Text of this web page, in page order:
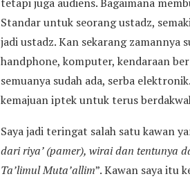
Standar untuk seorang ustadz,
jadi ustadz. Kan sekarang zamannya
handphone, komputer, kendaraan
semuanya sudah ada, serba
kemajuan iptek untuk terus
Saya jadi teringat salah satu kawan
dari riya’ (pamer), wirai dan tentunya
Ta’limul Muta’allim”. Kawan saya itu